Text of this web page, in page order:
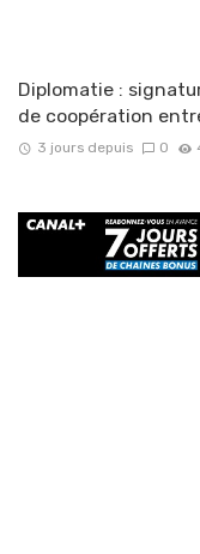
Diplomatie :
de coopération
3 jours depuis 0